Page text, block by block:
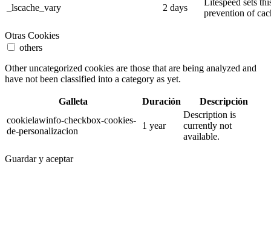
_lscache_vary 2 days
Litespeed sets
prevention of
Otras Cookies
others
Other uncategorized cookies are those that are being analyzed and
have not been classified into a category as yet.
Galleta Duración
Descripción
cookielawinfo-checkbox-cookies-
de-personalizacion
1 year
Description is
currently not
available.
Guardar y aceptar